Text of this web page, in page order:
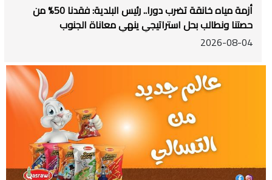
أزمة مياه خانقة تضرب دورا.. رئيس البلدية: فقدنا 50% من
حصتنا ونطالب بحل استراتيجي ينهي معاناة الجنوب
2026-08-04